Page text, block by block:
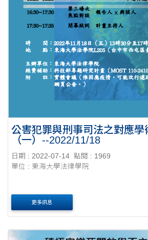
公害犯罪與刑事司法之對應學
（一）--2022/11/18
日期 : 2022-07-14 點閱 : 1969
單位 : 東海大學法律學院
更多訊息